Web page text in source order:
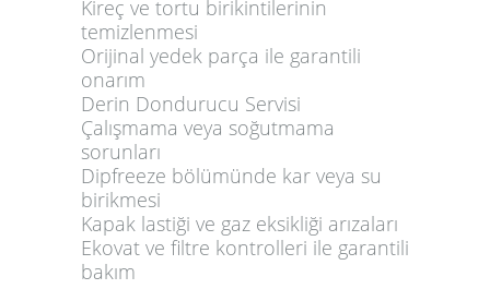
Kireç ve tortu birikintilerinin
temizlenmesi
Orijinal yedek parça ile garantili
onarım
Derin Dondurucu Servisi
Çalışmama veya soğutmama
sorunları
Dipfreeze bölümünde kar veya su
birikmesi
Kapak lastiği ve gaz eksikliği arızaları
Ekovat ve filtre kontrolleri ile garantili
bakım